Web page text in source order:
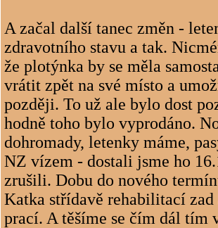
A začal další tanec změn -
zdravotního stavu a tak.
že plotýnka by se měla
vrátit zpět na své místo a
později. To už ale bylo dost
hodně toho bylo vyprodáno.
dohromady, letenky máme,
NZ vízem - dostali jsme ho
zrušili. Dobu do nového
Katka střídavě rehabilitací zad
prací. A těšíme se čím dál tím